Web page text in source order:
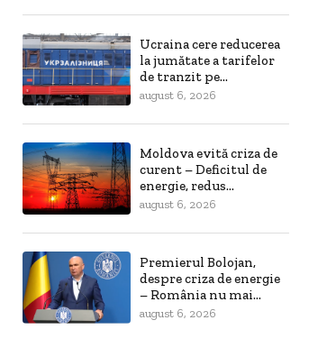
Ucraina cere reducerea
la jumătate a tarifelor
de tranzit pe...
august 6, 2026
Moldova evită criza de
curent – Deficitul de
energie, redus...
august 6, 2026
Premierul Bolojan,
despre criza de energie
– România nu mai...
august 6, 2026